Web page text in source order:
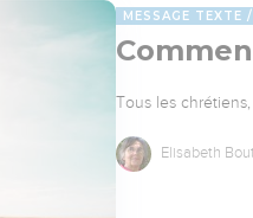
MESSAGE TEXTE
Tous les
Elisabeth